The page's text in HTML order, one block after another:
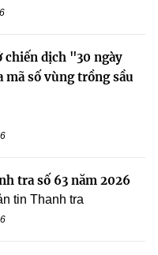
chiến dịch "30 ngày
mã số vùng trồng sầu
tra số 63 năm 2026
tin Thanh tra